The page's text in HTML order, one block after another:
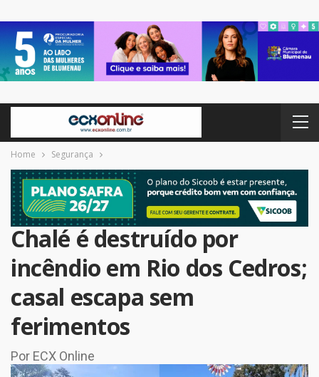
Home Segurança
Chalé é destruído por
incêndio em Rio dos Cedros;
casal escapa sem
ferimentos
Por ECX Online